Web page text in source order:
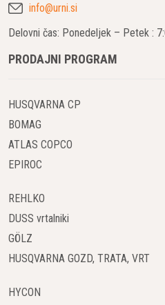
info@urni.si
Delovni čas: Ponedeljek – Petek :
PRODAJNI PROGRAM
HUSQVARNA CP
BOMAG
ATLAS COPCO
EPIROC
REHLKO
DUSS vrtalniki
GÖLZ
HUSQVARNA GOZD, TRATA, VRT
HYCON